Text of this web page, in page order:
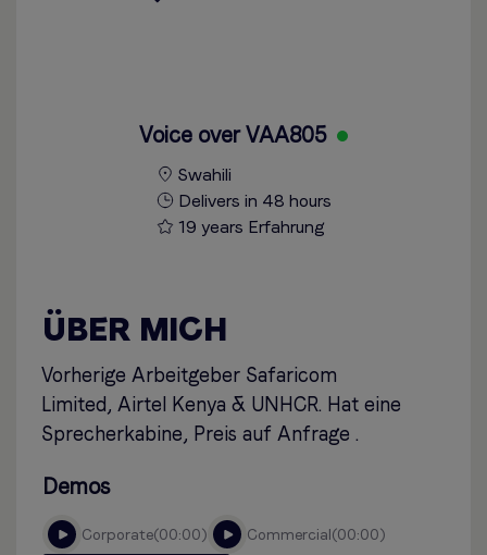
Voice over VAA805
Swahili
Delivers in 48 hours
19 years Erfahrung
ÜBER MICH
Vorherige Arbeitgeber Safaricom
Limited, Airtel Kenya & UNHCR. Hat eine
Sprecherkabine, Preis auf Anfrage .
Demos
corporate 00:00 commercial 00:00